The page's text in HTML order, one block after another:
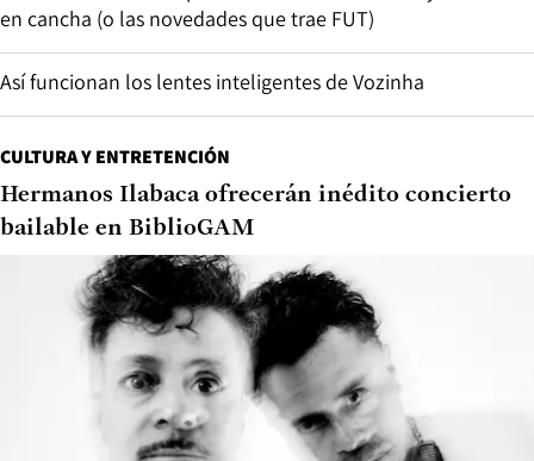
en cancha (o las novedades que trae FUT)
Así funcionan los lentes inteligentes de Vozinha
CULTURA Y ENTRETENCIÓN
Hermanos Ilabaca ofrecerán inédito concierto
bailable en BiblioGAM